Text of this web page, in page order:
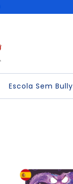
Escola Sem